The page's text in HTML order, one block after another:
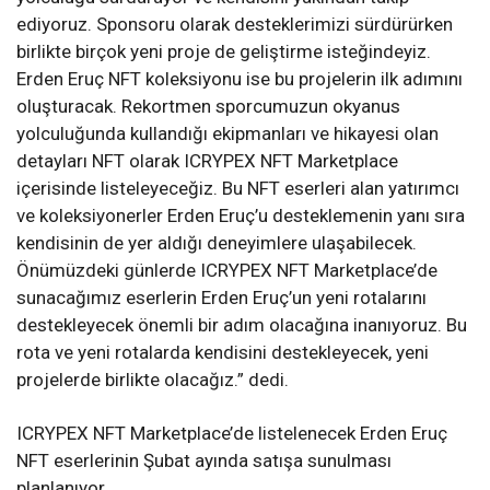
ediyoruz. Sponsoru olarak desteklerimizi sürdürürken
birlikte birçok yeni proje de geliştirme isteğindeyiz.
Erden Eruç NFT koleksiyonu ise bu projelerin ilk adımını
oluşturacak. Rekortmen sporcumuzun okyanus
yolculuğunda kullandığı ekipmanları ve hikayesi olan
detayları NFT olarak ICRYPEX NFT Marketplace
içerisinde listeleyeceğiz. Bu NFT eserleri alan yatırımcı
ve koleksiyonerler Erden Eruç’u desteklemenin yanı sıra
kendisinin de yer aldığı deneyimlere ulaşabilecek.
Önümüzdeki günlerde ICRYPEX NFT Marketplace’de
sunacağımız eserlerin Erden Eruç’un yeni rotalarını
destekleyecek önemli bir adım olacağına inanıyoruz. Bu
rota ve yeni rotalarda kendisini destekleyecek, yeni
projelerde birlikte olacağız.” dedi.
ICRYPEX NFT Marketplace’de listelenecek Erden Eruç
NFT eserlerinin Şubat ayında satışa sunulması